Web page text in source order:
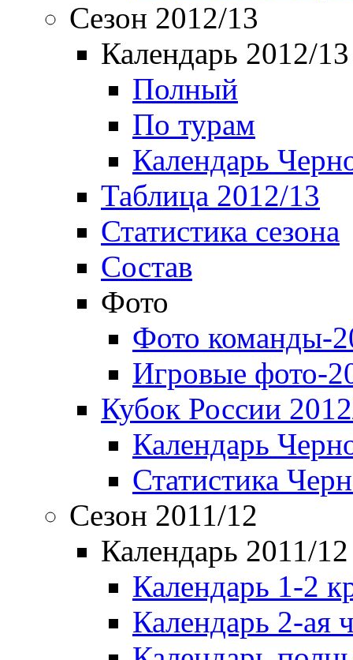
Сезон 2012/13
Календарь 2012/13
Полный
По турам
Календарь
Таблица 2012/13
Статистика сезона
Состав
Фото
Фото команды-
Игровые фото-
Кубок России
Календарь
Статистика
Сезон 2011/12
Календарь 2011/12
Календарь 1-2
Календарь 2-ая